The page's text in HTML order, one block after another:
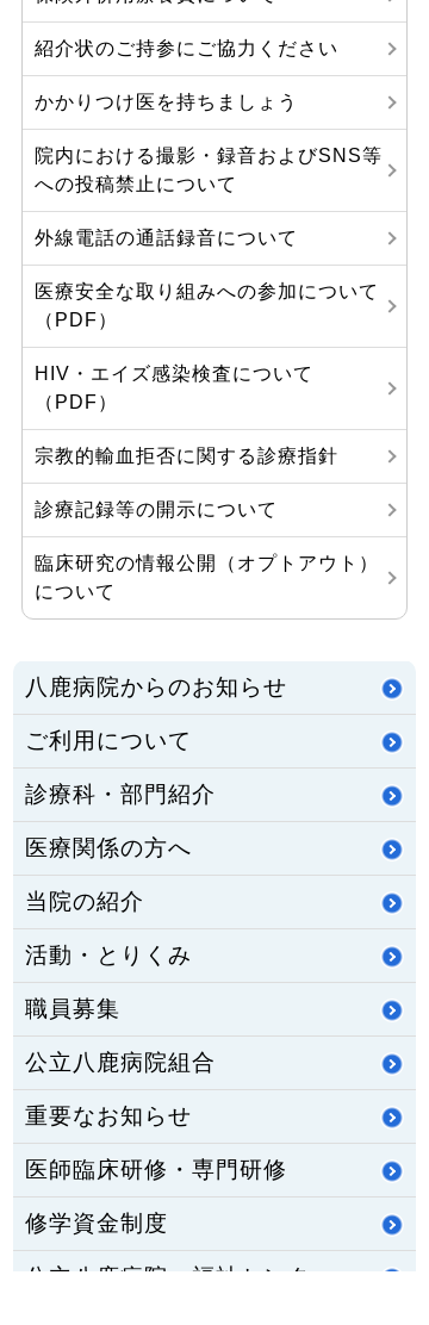
紹介状のご持参にご協力ください
かかりつけ医を持ちましょう
院内における撮影・録音およびSNS等
への投稿禁止について
外線電話の通話録音について
医療安全な取り組みへの参加について
（PDF）
HIV・エイズ感染検査について
（PDF）
宗教的輸血拒否に関する診療指針
診療記録等の開示について
臨床研究の情報公開（オプトアウト）
について
八鹿病院からのお知らせ
ご利用について
診療科・部門紹介
医療関係の方へ
当院の紹介
活動・とりくみ
職員募集
公立八鹿病院組合
重要なお知らせ
医師臨床研修・専門研修
修学資金制度
公立八鹿病院 福祉センター